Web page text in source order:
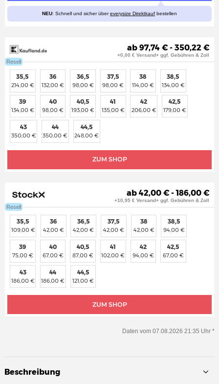
NEU: Schnell und sicher übereverysize Direktkauf bestellen
Resell
ab 97,74 € - 350,22 €
+0,00 € Versand+ ggf. Gebühren & Zoll
ZUM SHOP
35,5
214,00 €
36
132,00 €
36,5
98,00 €
37,5
98,00 €
38
114,00 €
38,5
134,00 €
39
134,00 €
40
98,00 €
40,5
193,00 €
41
135,00 €
42
206,00 €
42,5
179,00 €
43
350,00 €
44
350,00 €
44,5
248,00 €
Resell
ab 42,00 € - 186,00 €
+10,95 € Versand+ ggf. Gebühren & Zoll
ZUM SHOP
35,5
109,00 €
36
42,00 €
36,5
42,00 €
37,5
42,00 €
38
42,00 €
38,5
94,00 €
39
75,00 €
40
67,00 €
40,5
87,00 €
41
102,00 €
42
94,00 €
42,5
67,00 €
43
186,00 €
44
186,00 €
44,5
121,00 €
Daten vom 07.08.2026 21:35 Uhr *
Beschreibung